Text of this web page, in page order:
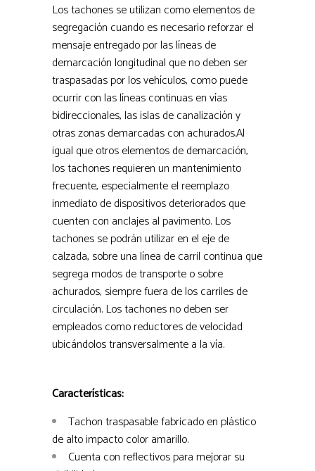
Los tachones se utilizan como elementos de
segregación cuando es necesario reforzar el
mensaje entregado por las líneas de
demarcación longitudinal que no deben ser
traspasadas por los vehículos, como puede
ocurrir con las líneas continuas en vías
bidireccionales, las islas de canalización y
otras zonas demarcadas con achurados.Al
igual que otros elementos de demarcación,
los tachones requieren un mantenimiento
frecuente, especialmente el reemplazo
inmediato de dispositivos deteriorados que
cuenten con anclajes al pavimento. Los
tachones se podrán utilizar en el eje de
calzada, sobre una línea de carril continua que
segrega modos de transporte o sobre
achurados, siempre fuera de los carriles de
circulación. Los tachones no deben ser
empleados como reductores de velocidad
ubicándolos transversalmente a la vía.
Características:
Tachon traspasable fabricado en plástico
de alto impacto color amarillo.
Cuenta con reflectivos para mejorar su